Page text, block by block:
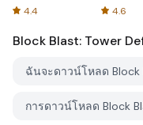
4.4 4.6
Block Blast: Tower